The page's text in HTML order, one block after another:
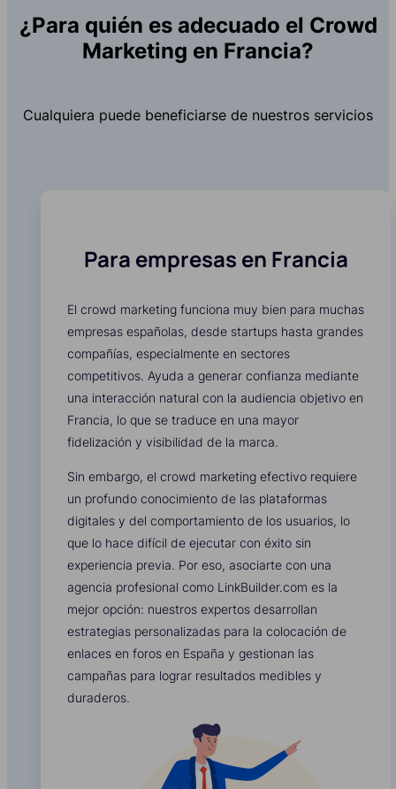
¿Para quién es adecuado el Crowd
Marketing en Francia?
Cualquiera puede beneficiarse de nuestros servicios
Para empresas en Francia
El crowd marketing funciona muy bien para muchas
empresas españolas, desde startups hasta grandes
compañías, especialmente en sectores
competitivos. Ayuda a generar confianza mediante
una interacción natural con la audiencia objetivo en
Francia, lo que se traduce en una mayor
fidelización y visibilidad de la marca.
Sin embargo, el crowd marketing efectivo requiere
un profundo conocimiento de las plataformas
digitales y del comportamiento de los usuarios, lo
que lo hace difícil de ejecutar con éxito sin
experiencia previa. Por eso, asociarte con una
agencia profesional como LinkBuilder.com es la
mejor opción: nuestros expertos desarrollan
estrategias personalizadas para la colocación de
enlaces en foros en España y gestionan las
campañas para lograr resultados medibles y
duraderos.